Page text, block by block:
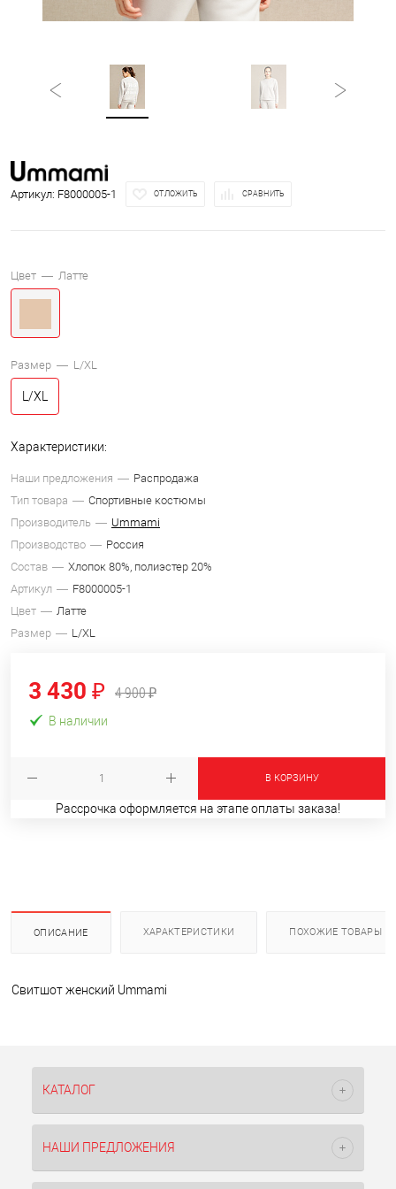
Артикул: F8000005-1 ОТЛОЖИТЬ СРАВНИТЬ
Цвет — Латте
Размер — L/XL
L/XL
Характеристики:
Наши предложения
Распродажа
Тип товара
Спортивные костюмы
Производитель
Ummami
Производство
Россия
Состав
Хлопок 80%, полиэстер 20%
Артикул
F8000005-1
Цвет
Латте
Размер
L/XL
3 430 ₽ 4 900 ₽
В наличии
В КОРЗИНУ
Рассрочка оформляется на этапе оплаты заказа!
ОПИСАНИЕ ХАРАКТЕРИСТИКИ ПОХОЖИЕ ТОВАРЫ
Свитшот женский Ummami
КАТАЛОГ
НАШИ ПРЕДЛОЖЕНИЯ